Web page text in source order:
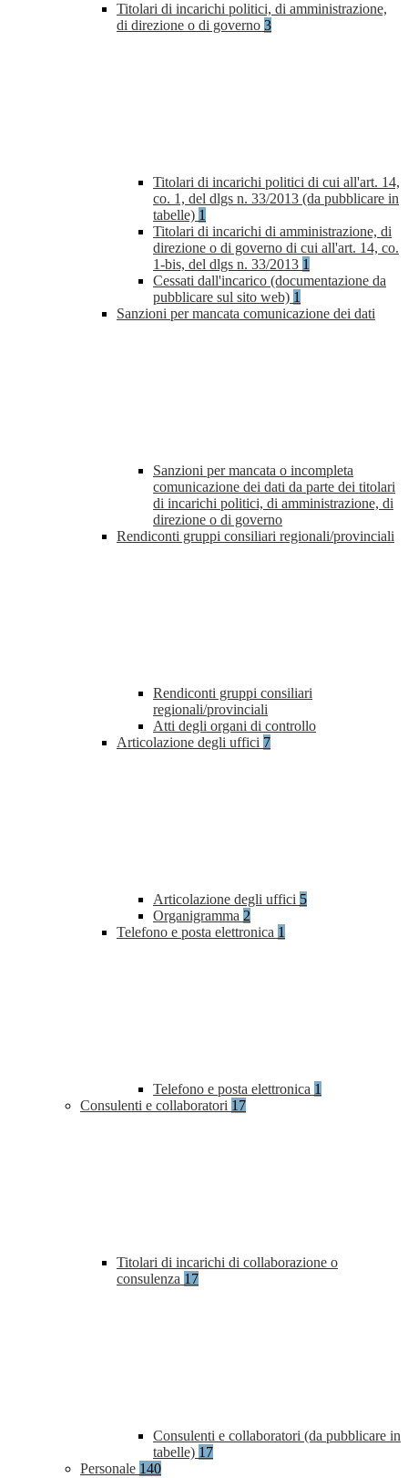
Titolari di incarichi politici, di amministrazione,
di direzione o di governo 3
Titolari di incarichi politici di cui all'art. 14,
co. 1, del dlgs n. 33/2013 (da pubblicare in
tabelle) 1
Titolari di incarichi di amministrazione, di
direzione o di governo di cui all'art. 14, co.
1-bis, del dlgs n. 33/2013 1
Cessati dall'incarico (documentazione da
pubblicare sul sito web) 1
Sanzioni per mancata comunicazione dei dati
Sanzioni per mancata o incompleta
comunicazione dei dati da parte dei titolari
di incarichi politici, di amministrazione, di
direzione o di governo
Rendiconti gruppi consiliari regionali/provinciali
Rendiconti gruppi consiliari
regionali/provinciali
Atti degli organi di controllo
Articolazione degli uffici 7
Articolazione degli uffici 5
Organigramma 2
Telefono e posta elettronica 1
Telefono e posta elettronica 1
Consulenti e collaboratori 17
Titolari di incarichi di collaborazione o
consulenza 17
Consulenti e collaboratori (da pubblicare in
tabelle) 17
Personale 140